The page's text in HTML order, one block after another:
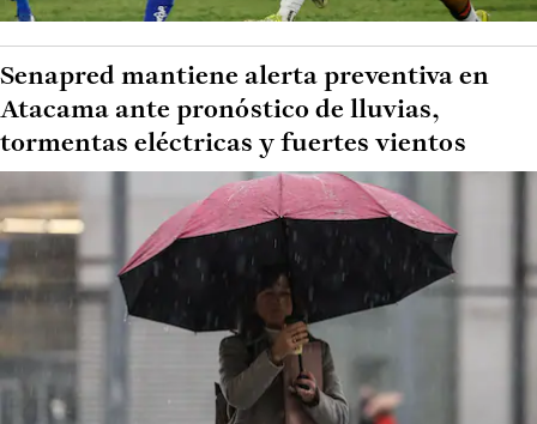
Senapred mantiene alerta preventiva en
Atacama ante pronóstico de lluvias,
tormentas eléctricas y fuertes vientos